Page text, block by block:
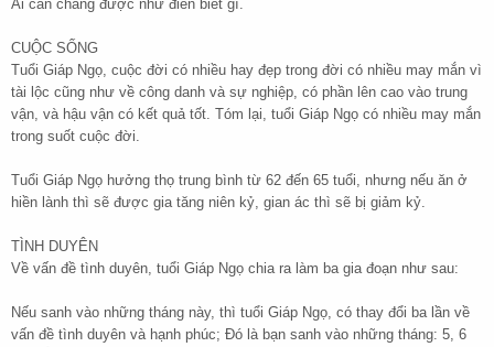
Ai cản chẳng được như điên biết gì.
CUỘC SỐNG
Tuổi Giáp Ngọ, cuộc đời có nhiều hay đẹp trong đời có nhiều may mắn vì
tài lộc cũng như về công danh và sự nghiệp, có phần lên cao vào trung
vận, và hậu vận có kết quả tốt. Tóm lại, tuổi Giáp Ngọ có nhiều may mắn
trong suốt cuộc đời.
Tuổi Giáp Ngọ hưởng thọ trung bình từ 62 đến 65 tuổi, nhưng nếu ăn ở
hiền lành thì sẽ được gia tăng niên kỷ, gian ác thì sẽ bị giảm kỷ.
TÌNH DUYÊN
Về vấn đề tình duyên, tuổi Giáp Ngọ chia ra làm ba gia đoạn như sau:
Nếu sanh vào những tháng này, thì tuổi Giáp Ngọ, có thay đổi ba lần về
vấn đề tình duyên và hạnh phúc; Đó là bạn sanh vào những tháng: 5, 6